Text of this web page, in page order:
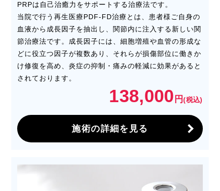
PRPは自己治癒力をサポートする治療法です。
当院で行う再生医療PDF-FD治療とは、患者様ご自身の
血液から成長因子を抽出し、関節内に注入する新しい関
節治療法です。成長因子には、細胞増殖や血管の形成な
どに役立つ因子が複数あり、それらが損傷部位に働きか
け修復を高め、炎症の抑制・痛みの軽減に効果があると
されております。
138,000 円(税込)
施術の詳細を見る